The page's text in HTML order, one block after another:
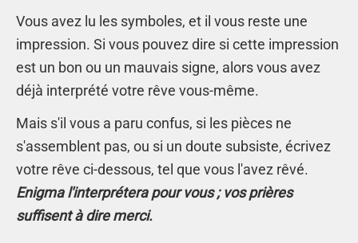
Vous avez lu les symboles, et il vous reste une
impression. Si vous pouvez dire si cette impression
est un bon ou un mauvais signe, alors vous avez
déjà interprété votre rêve vous-même.
Mais s'il vous a paru confus, si les pièces ne
s'assemblent pas, ou si un doute subsiste, écrivez
votre rêve ci-dessous, tel que vous l'avez rêvé.
Enigma l'interprétera pour vous ; vos prières
suffisent à dire merci.